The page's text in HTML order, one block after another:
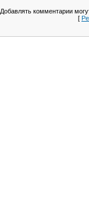
Добавлять комментарии
[